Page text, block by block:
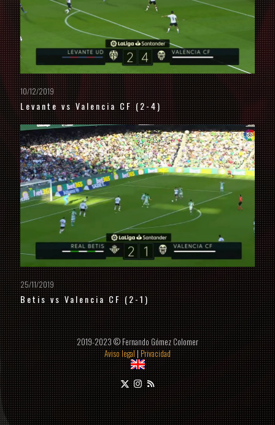
10/12/2019
Levante vs Valencia CF (2-4)
25/11/2019
Betis vs Valencia CF (2-1)
2019-2023 © Fernando Gómez Colomer
Aviso legal|Privacidad